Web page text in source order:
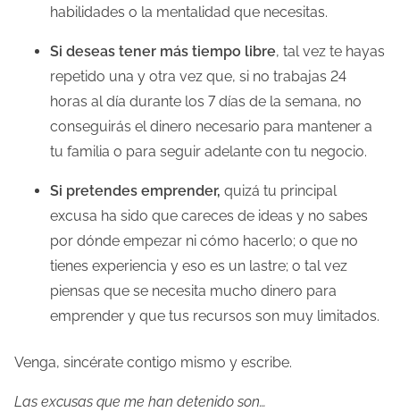
habilidades o la mentalidad que necesitas.
Si deseas tener más tiempo libre, tal vez te hayas
repetido una y otra vez que, si no trabajas 24
horas al día durante los 7 días de la semana, no
conseguirás el dinero necesario para mantener a
tu familia o para seguir adelante con tu negocio.
Si pretendes emprender, quizá tu principal
excusa ha sido que careces de ideas y no sabes
por dónde empezar ni cómo hacerlo; o que no
tienes experiencia y eso es un lastre; o tal vez
piensas que se necesita mucho dinero para
emprender y que tus recursos son muy limitados.
Venga, sincérate contigo mismo y escribe.
Las excusas que me han detenido son…